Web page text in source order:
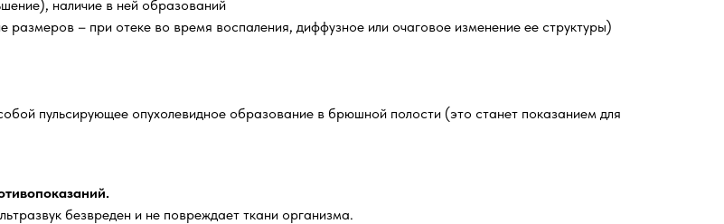
наличие в ней образований
размеров – при отеке во время воспаления, диффузное или очаговое изменение ее структуры)
пульсирующее опухолевидное образование в брюшной полости (это станет показанием для
безвреден и не повреждает ткани организма.